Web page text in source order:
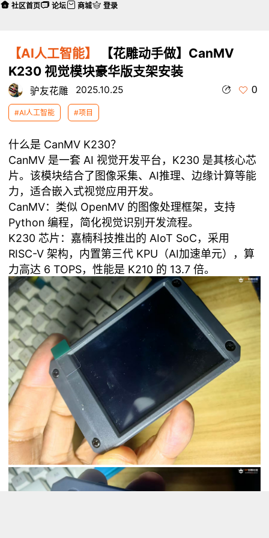
【AI人工智能】
【花雕动手做】CanMV
K230 视觉模块豪华版支架安装
驴友花雕 2025.10.25 0
#AI人工智能 #项目
什么是 CanMV K230？
CanMV 是一套 AI 视觉开发平台，K230 是其核心芯
片。该模块结合了图像采集、AI推理、边缘计算等能
力，适合嵌入式视觉应用开发。
CanMV：类似 OpenMV 的图像处理框架，支持
Python 编程，简化视觉识别开发流程。
K230 芯片：嘉楠科技推出的 AIoT SoC，采用
RISC-V 架构，内置第三代 KPU（AI加速单元），算
力高达 6 TOPS，性能是 K210 的 13.7 倍。
社区首页 论坛 商城 登录